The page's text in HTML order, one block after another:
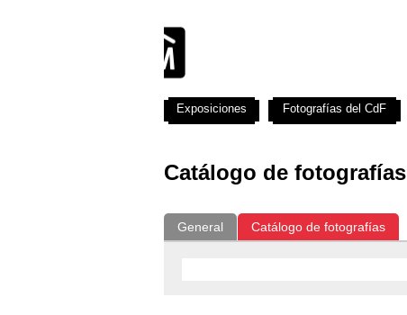
Catálogo de fotografías
General Catálogo de fotografías
Exposiciones Fotografías del CdF